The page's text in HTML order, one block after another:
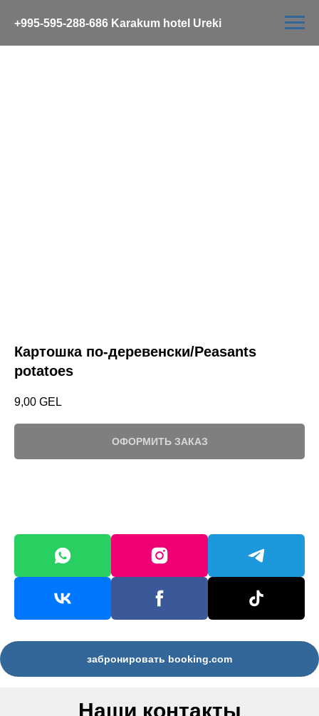
+995-595-288-686 Karakum hotel Ureki
Картошка по-деревенски/Peasants
potatoes
9,00 GEL
ОФОРМИТЬ ЗАКАЗ
забронировать booking.com
Наши контакты